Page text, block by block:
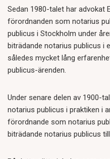
Sedan 1980-talet har advokat
förordnanden som notarius
publicus i Stockholm under
biträdande notarius publicus i
således mycket lång
publicus-ärenden.
Under senare delen av 1900-
notarius publicus i praktiken i
förordnande som notarius
biträdande notarius publicus